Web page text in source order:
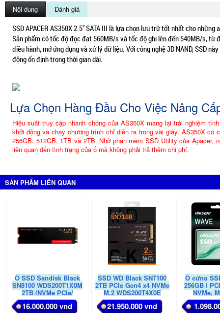
Nội dung Đánh giá
SSD APACER AS350X 2.5″ SATA III là lựa chọn lưu trữ tốt nhất cho
Sản phẩm có tốc độ đọc đạt 560MB/s và tốc độ ghi lên đến 540MB/s, từ
điều hành, mở ứng dụng và xử lý dữ liệu. Với công nghệ 3D NAND, SSD
động ổn định trong thời gian dài.
Lựa Chọn Hàng Đầu Cho Việc Nâng
Hiệu suất truy cập nhanh chóng của AS350X mang lại trải nghiệm
khởi động và chạy chương trình chỉ diễn ra trong vài giây. AS350X có
256GB, 512GB, 1TB và 2TB. Nhờ phần mềm SSD Utility của Apacer,
liên quan đến tình trạng của ổ mà không phải trả thêm chi phí.
SẢN PHẨM LIÊN QUAN
Ổ SSD Sandisk Black
SN8100 WDS200T1X0M
2TB (NVMe PCIe/
Gen4x4 M2.2280/
14900MB/s/ 11000MB/s)
16.000.000 vnd
SSD WD Black SN7100
2TB PCIe Gen4 x4 NVMe
M.2 WDS200T4X0E
21.950.000 vnd
Ổ cứng
256GB |
NVMe,